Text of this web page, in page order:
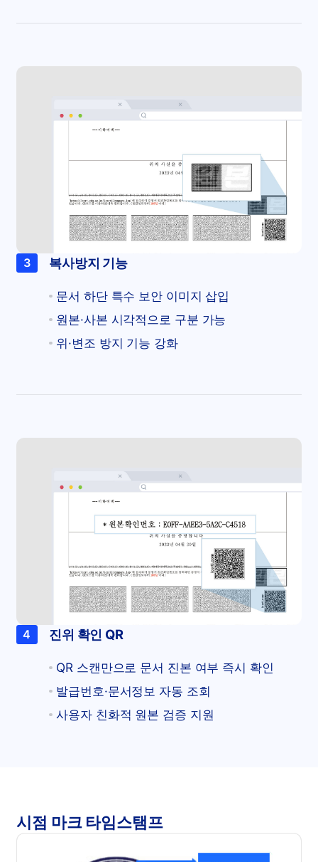
3 복사방지 기능
문서 하단 특수 보안 이미지 삽입
원본·사본 시각적으로 구분 가능
위·변조 방지 기능 강화
4 진위 확인 QR
QR 스캔만으로 문서 진본 여부 즉시 확인
발급번호·문서정보 자동 조회
사용자 친화적 원본 검증 지원
시점 마크 타임스탬프